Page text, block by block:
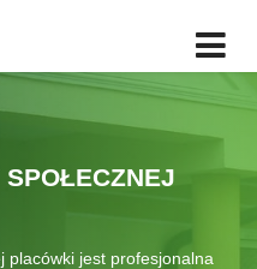
placówki jest profesjonalna